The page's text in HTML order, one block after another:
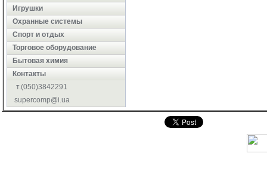
Игрушки
Охранные системы
Cпорт и отдых
Торговое оборудование
Бытовая химия
Контакты
т.(050)3842291
supercomp@i.ua